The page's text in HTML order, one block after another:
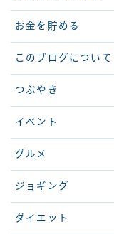
お金を貯める
このブログについて
つぶやき
イベント
グルメ
ジョギング
ダイエット